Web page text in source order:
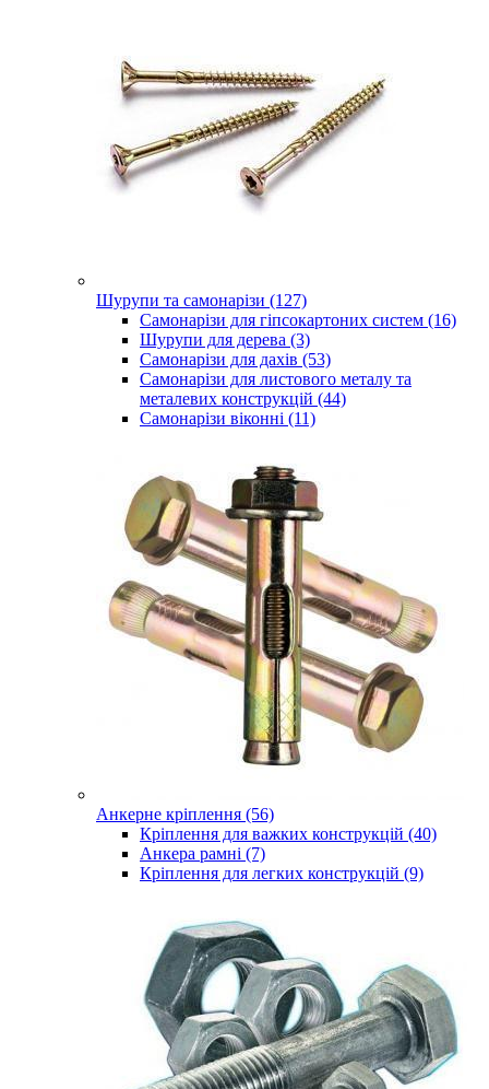
Шурупи та самонарізи (127)
Самонарізи для гіпсокартоних систем (16)
Шурупи для дерева (3)
Самонарізи для дахів (53)
Самонарізи для листового металу та
металевих конструкцій (44)
Самонарізи віконні (11)
Анкерне кріплення (56)
Кріплення для важких конструкцій (40)
Анкера рамні (7)
Кріплення для легких конструкцій (9)